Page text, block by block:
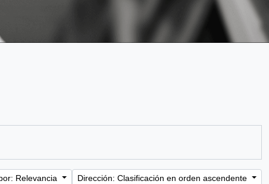
Relevancia Dirección: Clasificación en orden ascendente